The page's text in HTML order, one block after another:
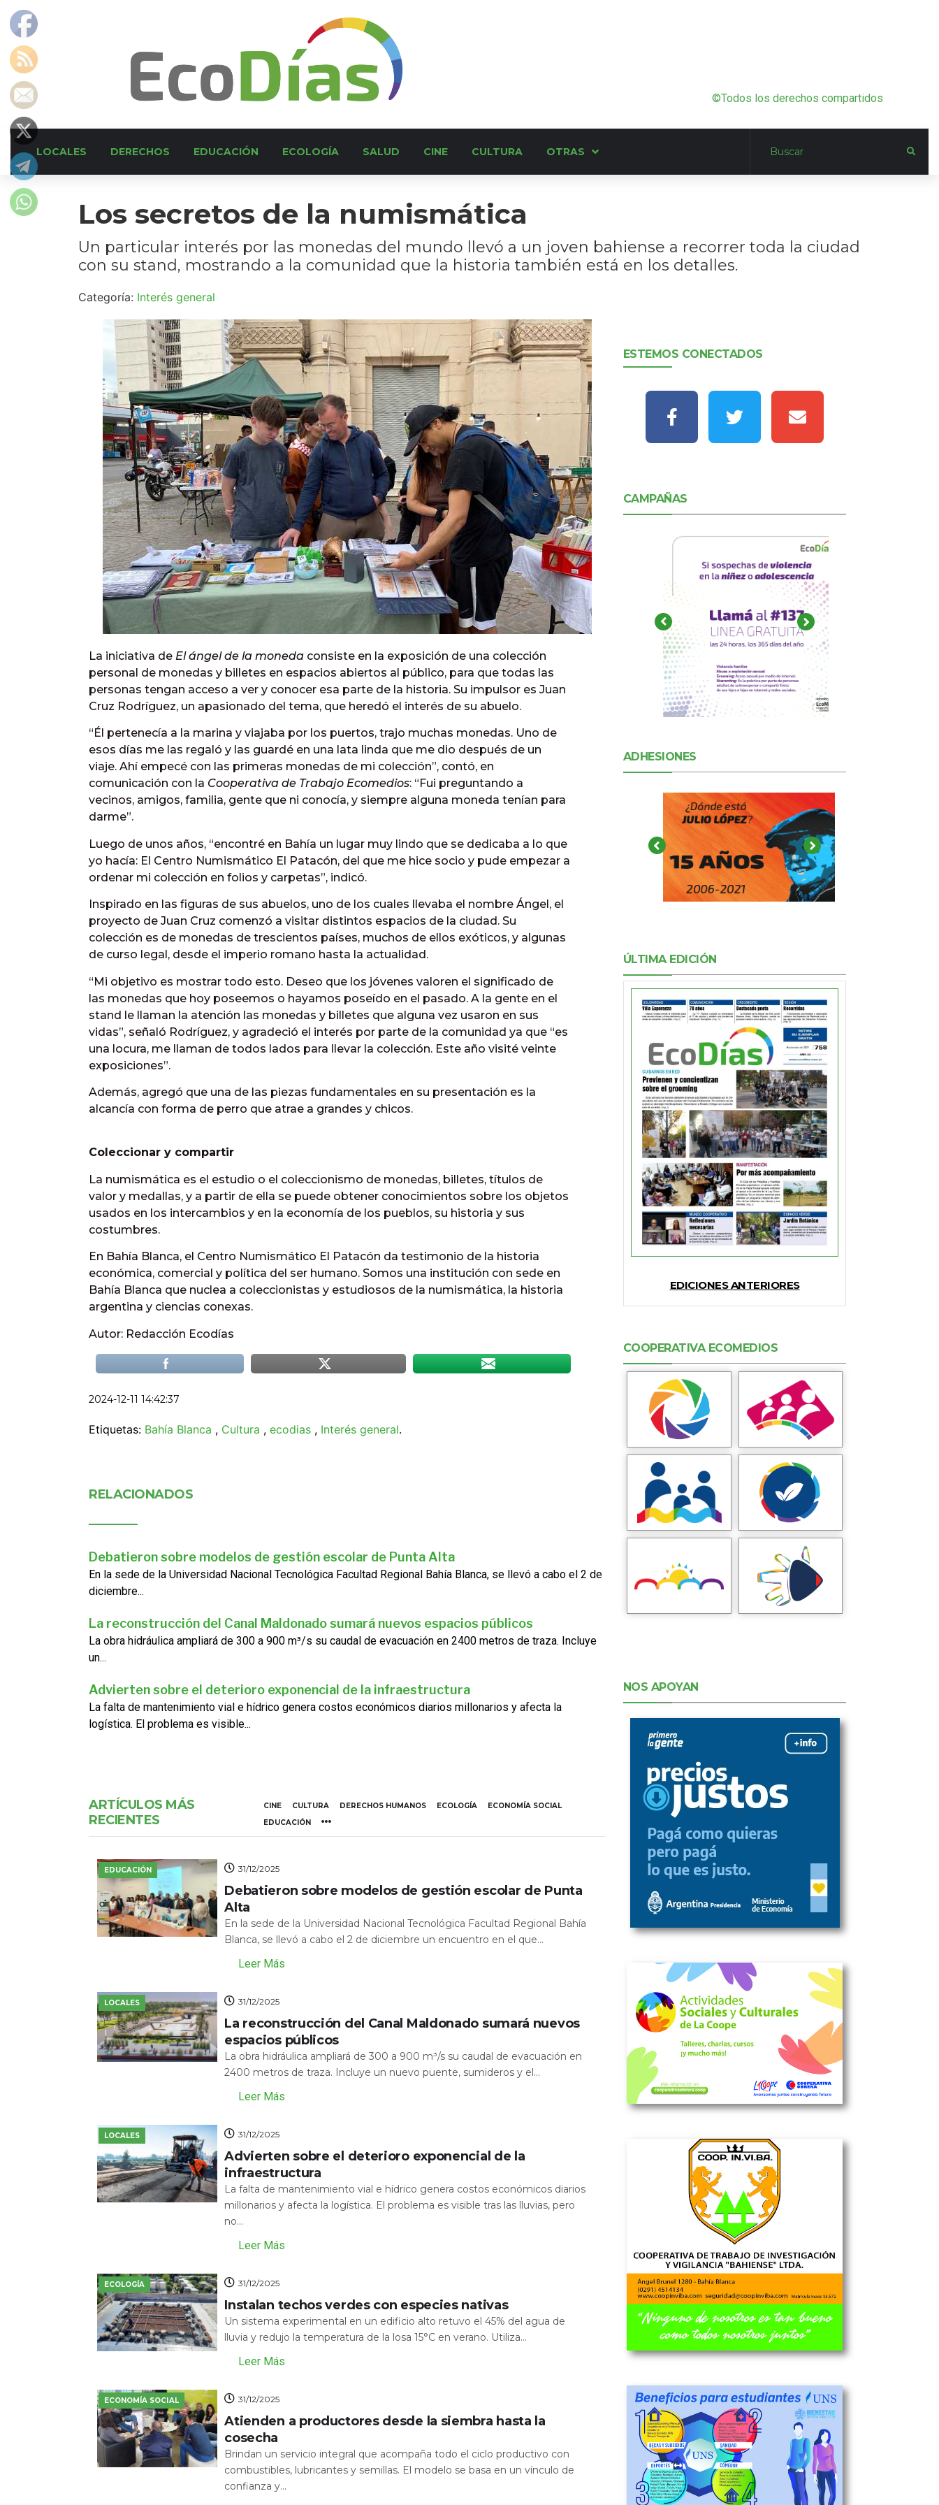
©Todos los derechos compartidos
LOCALES DERECHOS EDUCACIÓN ECOLOGÍA SALUD CINE CULTURA OTRAS
Los secretos de la numismática
Un particular interés por las monedas del mundo llevó a un joven bahiense a recorrer toda la ciudad
con su stand, mostrando a la comunidad que la historia también está en los detalles.
Categoría: Interés general
La iniciativa de El ángel de la moneda consiste en la exposición de una colección
personal de monedas y billetes en espacios abiertos al público, para que todas las
personas tengan acceso a ver y conocer esa parte de la historia. Su impulsor es Juan
Cruz Rodríguez, un apasionado del tema, que heredó el interés de su abuelo.
“Él pertenecía a la marina y viajaba por los puertos, trajo muchas monedas. Uno de
esos días me las regaló y las guardé en una lata linda que me dio después de un
viaje. Ahí empecé con las primeras monedas de mi colección”, contó, en
comunicación con la Cooperativa de Trabajo Ecomedios: “Fui preguntando a
vecinos, amigos, familia, gente que ni conocía, y siempre alguna moneda tenían para
darme”.
Luego de unos años, “encontré en Bahía un lugar muy lindo que se dedicaba a lo que
yo hacía: El Centro Numismático El Patacón, del que me hice socio y pude empezar a
ordenar mi colección en folios y carpetas”, indicó.
Inspirado en las figuras de sus abuelos, uno de los cuales llevaba el nombre Ángel, el
proyecto de Juan Cruz comenzó a visitar distintos espacios de la ciudad. Su
colección es de monedas de trescientos países, muchos de ellos exóticos, y algunas
de curso legal, desde el imperio romano hasta la actualidad.
“Mi objetivo es mostrar todo esto. Deseo que los jóvenes valoren el significado de
las monedas que hoy poseemos o hayamos poseído en el pasado. A la gente en el
stand le llaman la atención las monedas y billetes que alguna vez usaron en sus
vidas”, señaló Rodríguez, y agradeció el interés por parte de la comunidad ya que “es
una locura, me llaman de todos lados para llevar la colección. Este año visité veinte
exposiciones”.
Además, agregó que una de las piezas fundamentales en su presentación es la
alcancía con forma de perro que atrae a grandes y chicos.
Coleccionar y compartir
La numismática es el estudio o el coleccionismo de monedas, billetes, títulos de
valor y medallas, y a partir de ella se puede obtener conocimientos sobre los objetos
usados en los intercambios y en la economía de los pueblos, su historia y sus
costumbres.
En Bahía Blanca, el Centro Numismático El Patacón da testimonio de la historia
económica, comercial y política del ser humano. Somos una institución con sede en
Bahía Blanca que nuclea a coleccionistas y estudiosos de la numismática, la historia
argentina y ciencias conexas.
Autor: Redacción Ecodías
2024-12-11 14:42:37
Etiquetas: Bahía Blanca , Cultura , ecodias , Interés general.
RELACIONADOS
Debatieron sobre modelos de gestión escolar de Punta Alta
En la sede de la Universidad Nacional Tecnológica Facultad Regional Bahía Blanca, se llevó a cabo el 2 de
diciembre...
La reconstrucción del Canal Maldonado sumará nuevos espacios públicos
La obra hidráulica ampliará de 300 a 900 m³/s su caudal de evacuación en 2400 metros de traza. Incluye
un...
Advierten sobre el deterioro exponencial de la infraestructura
La falta de mantenimiento vial e hídrico genera costos económicos diarios millonarios y afecta la
logística. El problema es visible...
ARTÍCULOS MÁS
RECIENTES
CINE CULTURA DERECHOS HUMANOS ECOLOGÍA
ECONOMÍA SOCIAL
EDUCACIÓN
EDUCACIÓN 31/12/2025
Debatieron sobre modelos de gestión escolar de Punta
Alta
En la sede de la Universidad Nacional Tecnológica Facultad Regional Bahía
Blanca, se llevó a cabo el 2 de diciembre un encuentro en el que...
Leer Más
LOCALES 31/12/2025
La reconstrucción del Canal Maldonado sumará nuevos
espacios públicos
La obra hidráulica ampliará de 300 a 900 m³/s su caudal de evacuación en
2400 metros de traza. Incluye un nuevo puente, sumideros y el...
Leer Más
LOCALES 31/12/2025
Advierten sobre el deterioro exponencial de la
infraestructura
La falta de mantenimiento vial e hídrico genera costos económicos diarios
millonarios y afecta la logística. El problema es visible tras las lluvias, pero
no...
Leer Más
ECOLOGÍA 31/12/2025
Instalan techos verdes con especies nativas
Un sistema experimental en un edificio alto retuvo el 45% del agua de
lluvia y redujo la temperatura de la losa 15°C en verano. Utiliza...
Leer Más
ECONOMÍA SOCIAL 31/12/2025
Atienden a productores desde la siembra hasta la
cosecha
Brindan un servicio integral que acompaña todo el ciclo productivo con
combustibles, lubricantes y semillas. El modelo se basa en un vínculo de
confianza y...
ESTEMOS CONECTADOS
CAMPAÑAS
ADHESIONES
ÚLTIMA EDICIÓN
EDICIONES ANTERIORES
COOPERATIVA ECOMEDIOS
NOS APOYAN